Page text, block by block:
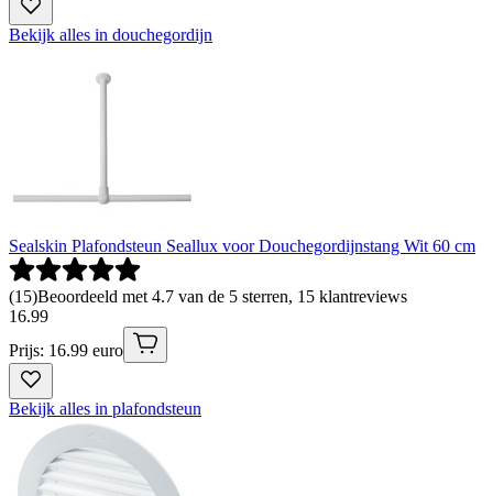
Bekijk alles in douchegordijn
Sealskin Plafondsteun Seallux voor Douchegordijnstang Wit 60 cm
(15)Beoordeeld met 4.7 van de 5 sterren, 15 klantreviews
16.99
Prijs: 16.99 euro
Bekijk alles in plafondsteun